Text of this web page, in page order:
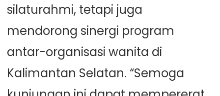
silaturahmi, tetapi juga
mendorong sinergi program
antar-organisasi wanita di
Kalimantan Selatan. “Semoga